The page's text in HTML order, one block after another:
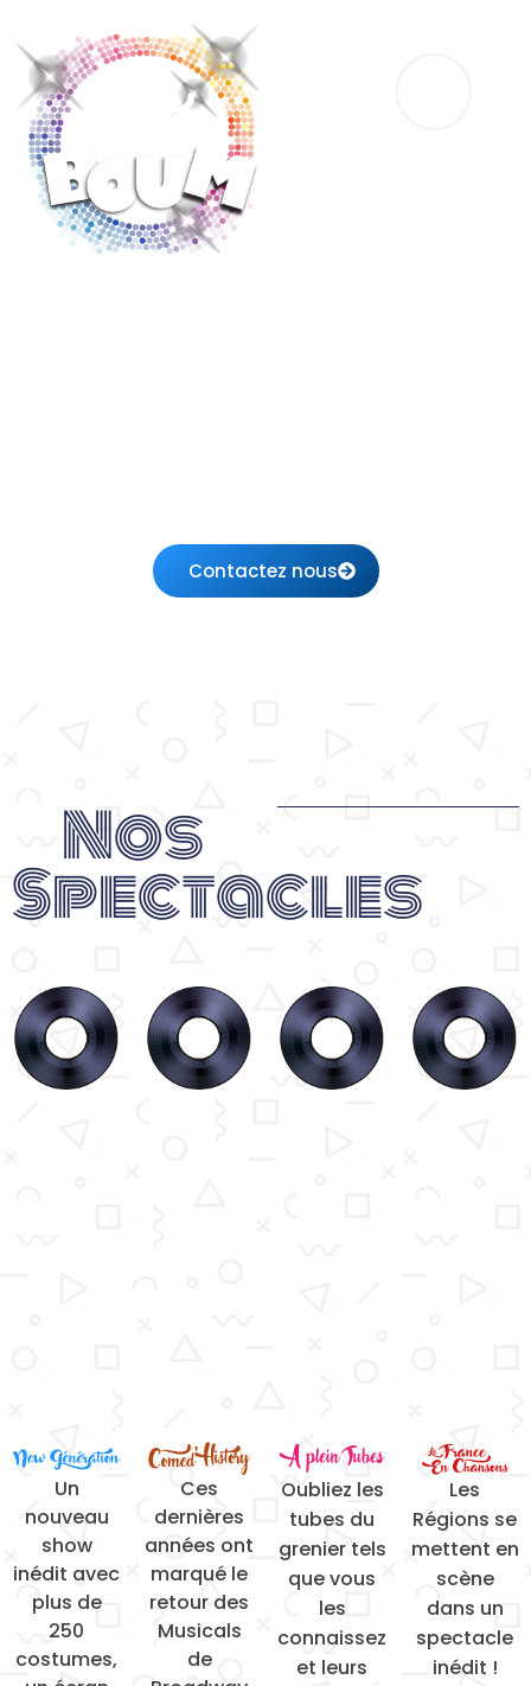
Contactez nous
Nos
Spectacles
Un
nouveau
show
inédit avec
plus de
250
costumes,
Ces
dernières
années ont
marqué le
retour des
Musicals
de
Oubliez les
tubes du
grenier tels
que vous
les
connaissez
et leurs
Les
Régions se
mettent en
scène
dans un
spectacle
inédit !